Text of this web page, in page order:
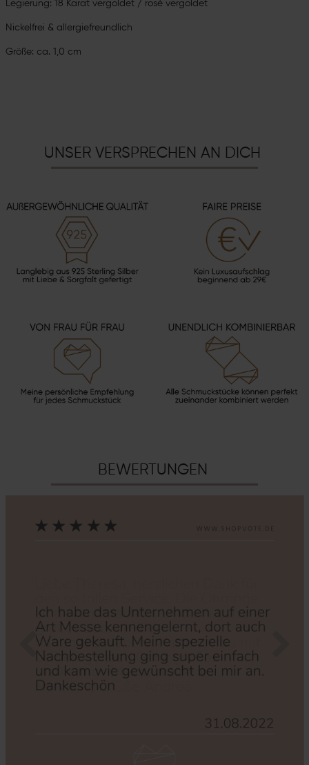
Legierung: 18 Karat vergoldet / rosé vergoldet
Nickelfrei & allergiefreundlich
Größe: ca. 1,0 cm
UNSER VERSPRECHEN AN DICH
BEWERTUNGEN
Zurück